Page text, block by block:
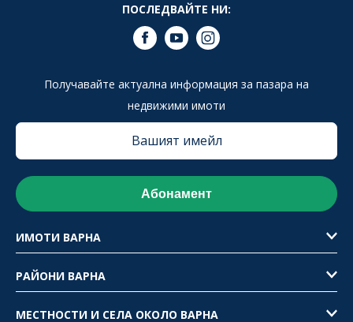
ПОСЛЕДВАЙТЕ НИ:
Получавайте актуална информация за пазара на
недвижими имоти
ИМОТИ ВАРНА
РАЙОНИ ВАРНА
МЕСТНОСТИ И СЕЛА ОКОЛО ВАРНА